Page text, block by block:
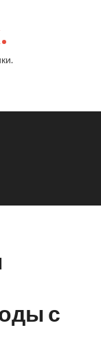
с